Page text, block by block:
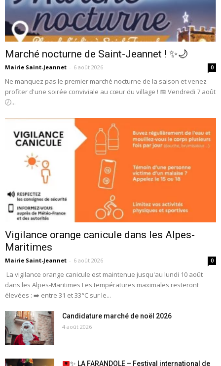
Marché nocturne de Saint-Jeannet ! ✨🌙
Mairie Saint-Jeannet - 6 août 2026 0
Ne manquez pas le premier marché nocturne de la saison et venez
profiter d'une soirée conviviale au cœur du village ! 📅 Vendredi 7 août
🕖...
Vigilance orange canicule dans les Alpes-
Maritimes
Mairie Saint-Jeannet - 6 août 2026 0
La vigilance orange canicule est maintenue jusqu'au lundi 10 août
dans les Alpes-Maritimes Les températures maximales resteront
élevées : ➡️ entre 31 et 33°C sur le...
Candidature marché de noël 2026
4 août 2026
✨ LA FARANDOLE – Festival international de